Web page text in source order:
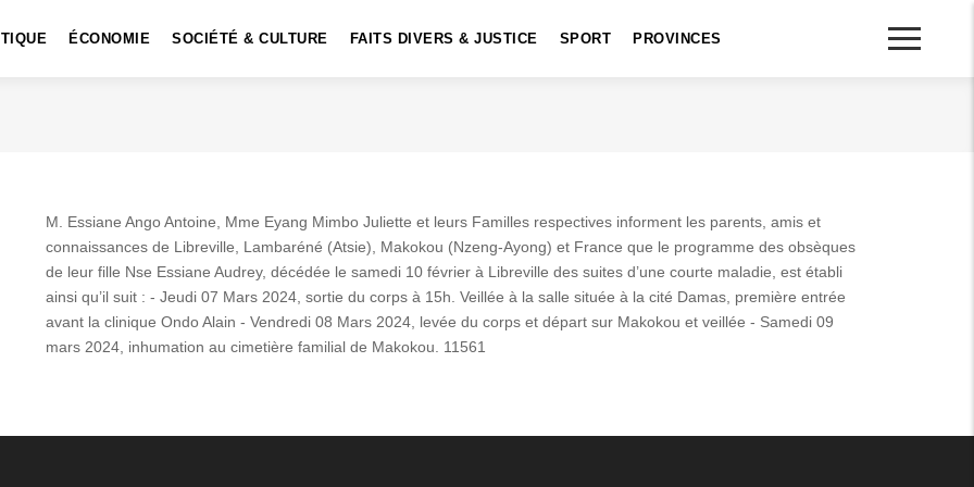
ÉCONOMIE SOCIÉTÉ & CULTURE FAITS DIVERS & JUSTICE SPORT PROVINCES
M. Essiane Ango Antoine, Mme Eyang Mimbo Juliette et leurs Familles respectives informent les parents, amis et
connaissances de Libreville, Lambaréné (Atsie), Makokou (Nzeng-Ayong) et France que le programme des obsèques
de leur fille Nse Essiane Audrey, décédée le samedi 10 février à Libreville des suites d’une courte maladie, est établi
ainsi qu’il suit : - Jeudi 07 Mars 2024, sortie du corps à 15h. Veillée à la salle située à la cité Damas, première entrée
avant la clinique Ondo Alain - Vendredi 08 Mars 2024, levée du corps et départ sur Makokou et veillée - Samedi 09
mars 2024, inhumation au cimetière familial de Makokou. 11561